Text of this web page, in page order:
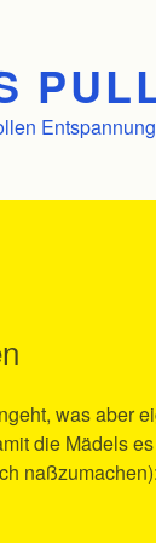
Entspannung
was aber
die Mädels
naßzumachen):